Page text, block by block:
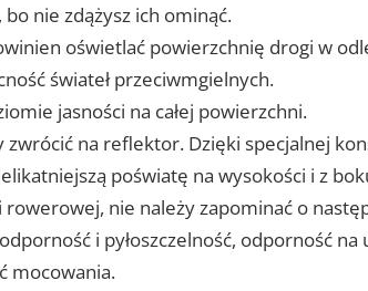
nie zdążysz ich ominąć.
oświetlać powierzchnię drogi w
świateł przeciwmgielnych.
jasności na całej powierzchni.
na reflektor. Dzięki specjalnej
poświatę na wysokości i z
nie należy zapominać o
i pyłoszczelność, odporność na
mocowania.